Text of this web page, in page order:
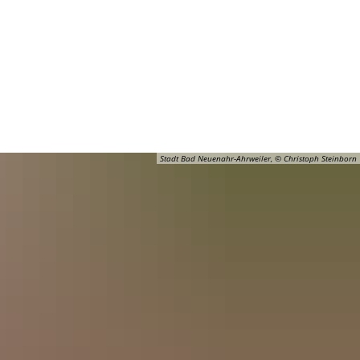
Stadt Bad Neuenahr-Ahrweiler, © Christoph Steinborn